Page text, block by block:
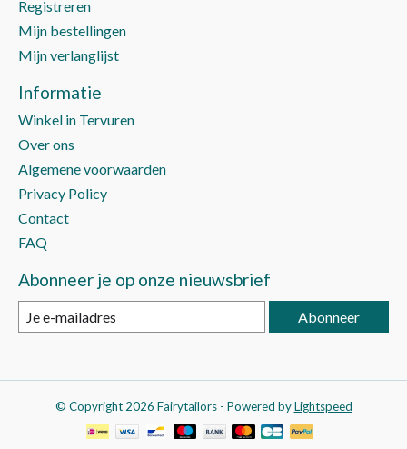
Registreren
Mijn bestellingen
Mijn verlanglijst
Informatie
Winkel in Tervuren
Over ons
Algemene voorwaarden
Privacy Policy
Contact
FAQ
Abonneer je op onze nieuwsbrief
Abonneer
© Copyright 2026 Fairytailors - Powered byLightspeed